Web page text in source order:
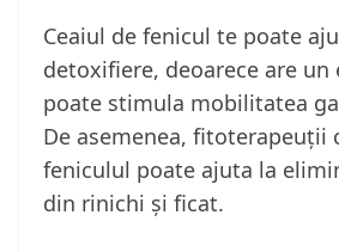
Ceaiul de fenicul te poate
detoxifiere, deoarece are un
poate stimula mobilitatea
De asemenea, fitoterapeuții
feniculul poate ajuta la
din rinichi și ficat.